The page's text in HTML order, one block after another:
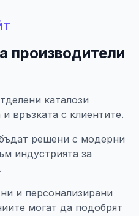
производители
каталози
връзката с клиентите.
решени с модерни
индустрията за
и персонализирани
могат да подобрят